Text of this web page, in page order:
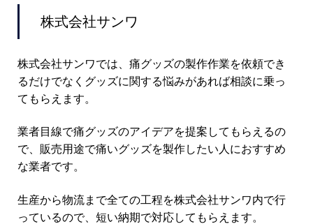
株式会社サンワ
株式会社サンワでは、痛グッズの製作作業を依頼でき
るだけでなくグッズに関する悩みがあれば相談に乗っ
てもらえます。
業者目線で痛グッズのアイデアを提案してもらえるの
で、販売用途で痛いグッズを製作したい人におすすめ
な業者です。
生産から物流まで全ての工程を株式会社サンワ内で行
っているので、短い納期で対応してもらえます。